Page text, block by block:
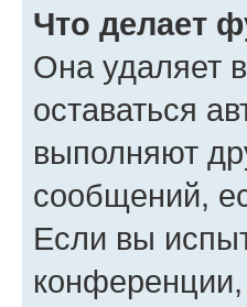
Что делает
Она удаляет
оставаться
выполняют
сообщений,
Если вы